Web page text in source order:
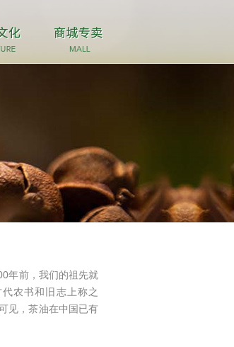
年前，我们的祖先就
农书和旧志上称之
见，茶油在中国已有